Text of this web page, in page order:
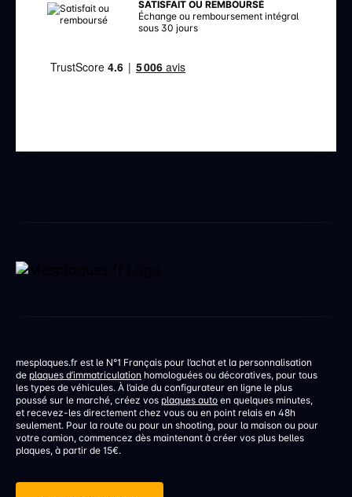
SATISFAIT OU REMBOURSÉ
Échange ou remboursement intégral
sous 30 jours
mesplaques.fr est le N°1 Français pour l’achat et la personnalisation
de plaques d’immatriculation homologuées ou décoratives, pour tous
les types de véhicules. À l’aide du configurateur en ligne le plus
poussé sur le marché, créez vos plaques auto en quelques minutes,
et recevez-les directement chez vous ou en point relais en 48h
seulement. Pour la route ou pour un shooting, pour la maison ou pour
votre camion, commencez dès maintenant à créer vos plus belles
plaques, à partir de 15€.